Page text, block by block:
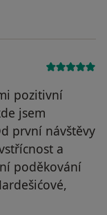
pozitivní
jsem
první návštěvy
a
poděkování